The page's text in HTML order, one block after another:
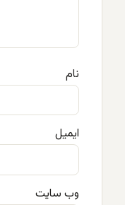
نام
ایمیل
وب‌ سایت